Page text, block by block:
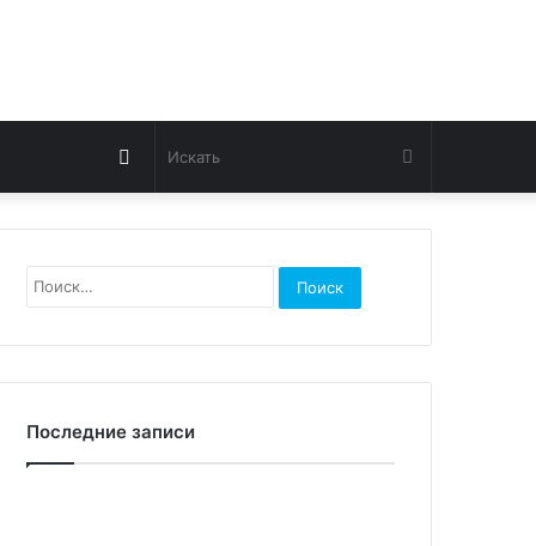
Искать
Switch
skin
Найти:
Последние записи